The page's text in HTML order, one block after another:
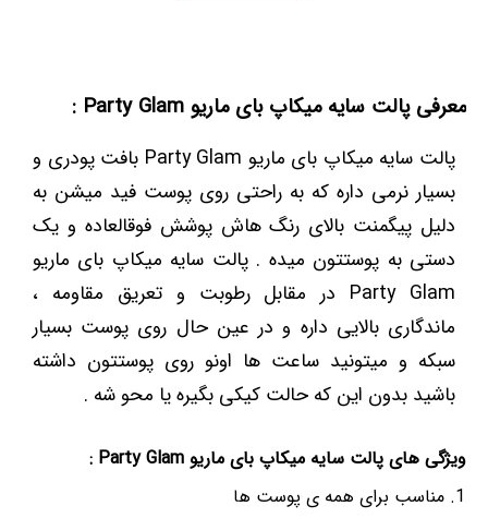
معرفی پالت سایه میکاپ بای ماریو Party Glam :
پالت سایه میکاپ بای ماریو Party Glam بافت پودری و
بسیار نرمی داره که به راحتی روی پوست فید میشن به
دلیل پیگمنت بالای رنگ هاش پوشش فوقالعاده و یک
دستی به پوستتون میده . پالت سایه میکاپ بای ماریو
Party Glam در مقابل رطوبت و تعریق مقاومه ،
ماندگاری بالایی داره و در عین حال روی پوست بسیار
سبکه و میتونید ساعت ها اونو روی پوستتون داشته
باشید بدون این که حالت کیکی بگیره یا محو شه .
ویژگی های پالت سایه میکاپ بای ماریو Party Glam :
مناسب برای همه ی پوست ها